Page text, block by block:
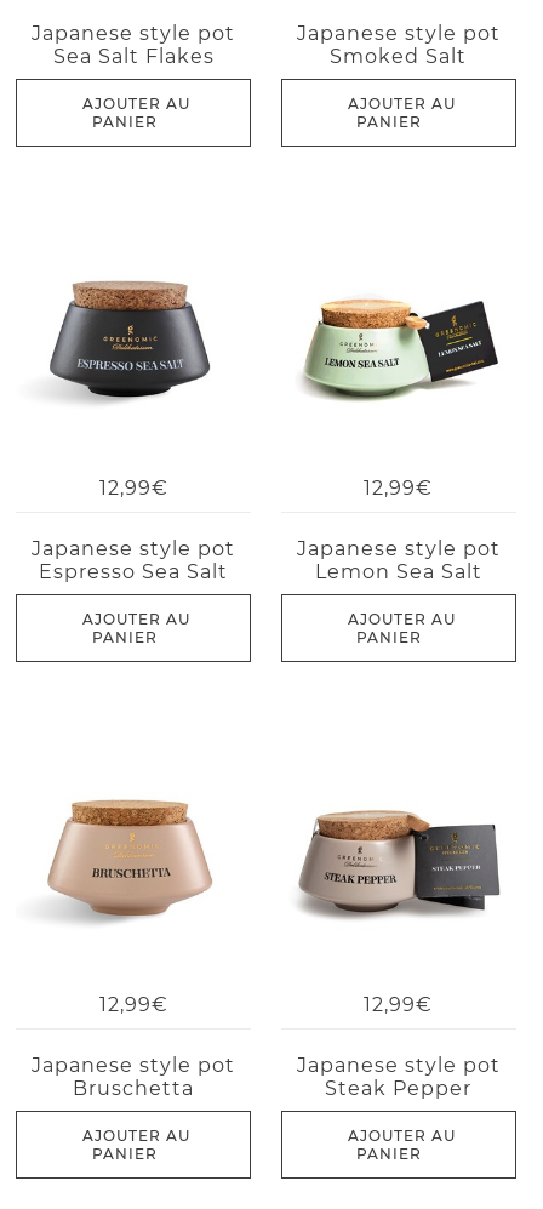
Japanese style pot
Sea Salt Flakes
AJOUTER AU
PANIER
Japanese style pot
Smoked Salt
AJOUTER AU
PANIER
12,99€
Japanese style pot
Espresso Sea Salt
AJOUTER AU
PANIER
12,99€
Japanese style pot
Lemon Sea Salt
AJOUTER AU
PANIER
12,99€
Japanese style pot
Bruschetta
AJOUTER AU
PANIER
12,99€
Japanese style pot
Steak Pepper
AJOUTER AU
PANIER